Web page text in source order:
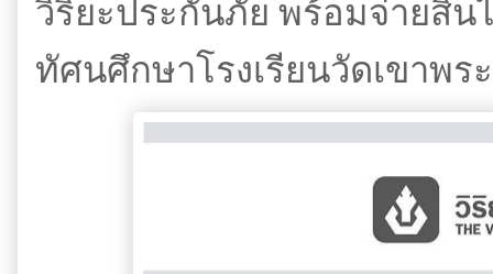
วิริยะประกันภัย พร้อมจ่ายสิ
ทัศนศึกษาโรงเรียนวัดเขาพ